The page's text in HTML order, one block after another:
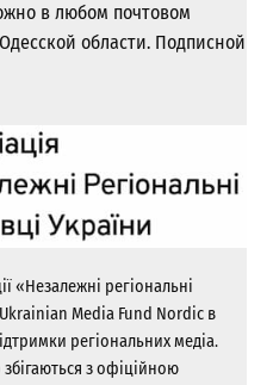
в любом почтовом
области. Подписной
«Незалежні регіональні
Media Fund Nordic в
регіональних медіа.
з офіційною